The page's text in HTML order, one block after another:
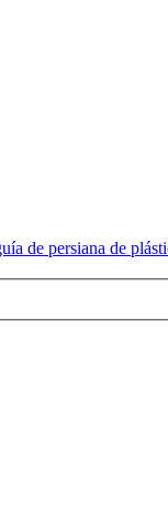
de persiana de